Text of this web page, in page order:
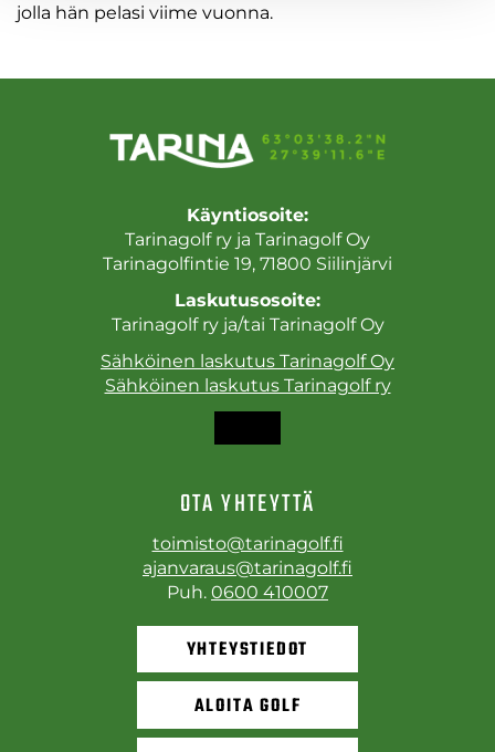
jolla hän pelasi viime vuonna.
Käyntiosoite:
Tarinagolf ry ja Tarinagolf Oy
Tarinagolfintie 19, 71800 Siilinjärvi
Laskutusosoite:
Tarinagolf ry ja/tai Tarinagolf Oy
Sähköinen laskutus Tarinagolf Oy
Sähköinen laskutus Tarinagolf ry
OTA YHTEYTTÄ
toimisto@tarinagolf.fi
ajanvaraus@tarinagolf.fi
Puh. 0600 410007
YHTEYSTIEDOT
ALOITA GOLF